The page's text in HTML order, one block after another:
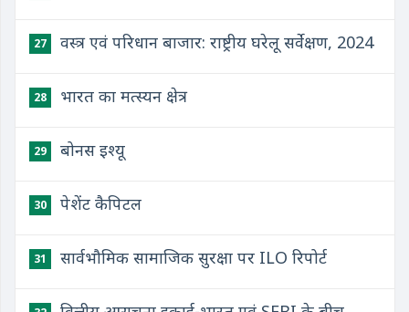
27 वस्त्र एवं परिधान बाजार: राष्ट्रीय घरेलू सर्वेक्षण, 2024
28 भारत का मत्स्यन क्षेत्र
29 बोनस इश्यू
30 पेशेंट कैपिटल
31 सार्वभौमिक सामाजिक सुरक्षा पर ILO रिपोर्ट